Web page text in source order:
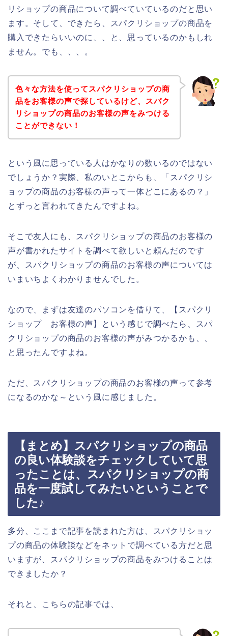
リショップの商品について調べていているのだと思い
ます。そして、できたら、スパクリショップの商品を
購入できたらいいのに、、と、思っているのかもしれ
ません。でも、、、。
色々な方法を使ってスパクリショップの商
品をお客様の声で探しているけど、スパク
リショップの商品のお客様の声をみつける
ことができない！
という風に思っている人はかなりの数いるのではない
でしょうか？実際、私のいとこからも、「スパクリシ
ョップの商品のお客様の声って一体どこにあるの？」
とずっと言われてきたんですよね。
そこで友人にも、スパクリショップの商品のお客様の
声が書かれたサイトを調べて欲しいと頼んだのです
が、スパクリショップの商品のお客様の声については
いまいちよくわかりませんでした。
なので、まずは友達のパソコンを借りて、【スパクリ
ショップ お客様の声】という感じで調べたら、スパ
クリショップの商品のお客様の声がみつかるかも、、
と思ったんですよね。
ただ、スパクリショップの商品のお客様の声って参考
になるのかな～という風に感じました。
【まとめ】スパクリショップの商品
の良い体験談をチェックしていて思
ったことは、スパクリショップの商
品を一度試してみたいということで
した♪
多分、ここまで記事を読まれた方は、スパクリショッ
プの商品の体験談などをネットで調べている方だと思
いますが、スパクリショップの商品をみつけることは
できましたか？
それと、こちらの記事では、